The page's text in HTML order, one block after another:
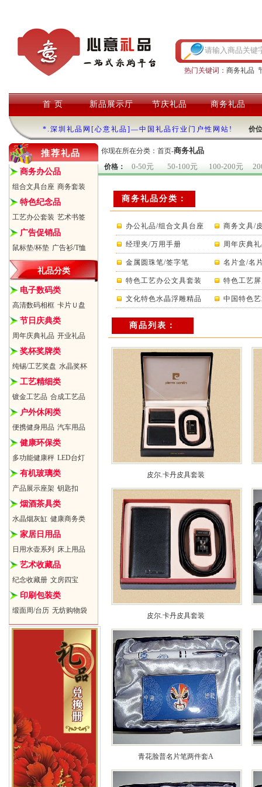
热门关键词： 商务礼品
首 页 新品展示厅 节庆礼品 商务礼品
*.深圳礼品网[心意礼品]—中国礼品行业门户性网站! 价
推荐礼品
商务办公品
组合文具台座 商务套装
特色纪念品
工艺办公套装 艺术书签
广告促销品
鼠标垫/杯垫 广告衫/T恤
礼品分类
电子数码类
高清数码相框 卡片Ｕ盘
节日庆典类
周年庆典礼品 开业礼品
奖杯奖牌类
纯锡/工艺奖盘 水晶奖杯
工艺精细类
镀金工艺品 合成工艺品
户外休闲类
便携健身用品 汽车用品
健康环保类
多功能健康秤 LED台灯
有机玻璃类
产品展示座架 钥匙扣
烟酒茶具类
水晶烟灰缸 健康商务类
家居日用品
日用水壶系列 床上用品
艺术收藏品
纪念收藏册 文房四宝
印刷包装类
缎面周/台历 无纺购物袋
你现在所在分类： 首页-商务礼品
价格： 0-50元 50-100元 100-200元
商务礼品分类：
办公礼品/组合文具台座 商务文具/
经理夹/万用手册 周年庆典
金属圆珠笔/签字笔 名片盒/名
特色工艺办公文具套装 特色工艺
文化特色水晶浮雕精品 中国特色
商品列表：
皮尔.卡丹皮具套装
皮尔.卡丹皮具套装
青花脸普名片笔两件套A